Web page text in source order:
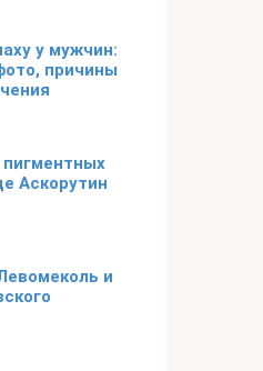
у мужчин:
причины
пигментных
Аскорутин
и